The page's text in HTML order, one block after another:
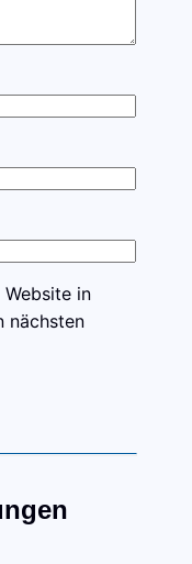
in
nächsten